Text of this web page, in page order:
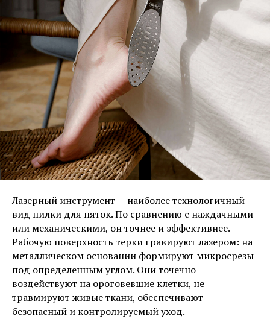
Лазерный инструмент — наиболее технологичный
вид пилки для пяток. По сравнению с наждачными
или механическими, он точнее и эффективнее.
Рабочую поверхность терки гравируют лазером: на
металлическом основании формируют микросрезы
под определенным углом. Они точечно
воздействуют на ороговевшие клетки, не
травмируют живые ткани, обеспечивают
безопасный и контролируемый уход.